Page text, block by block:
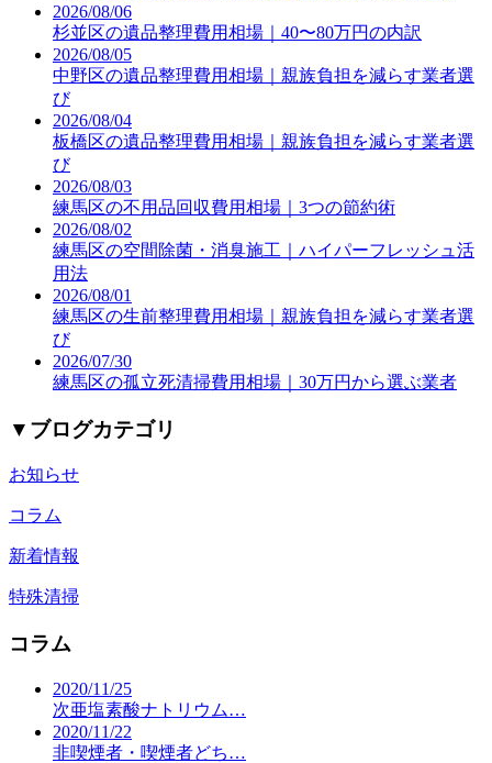
2026/08/06
杉並区の遺品整理費用相場｜40〜80万円の内訳
2026/08/05
中野区の遺品整理費用相場｜親族負担を減らす業者選
び
2026/08/04
板橋区の遺品整理費用相場｜親族負担を減らす業者選
び
2026/08/03
練馬区の不用品回収費用相場｜3つの節約術
2026/08/02
練馬区の空間除菌・消臭施工｜ハイパーフレッシュ活
用法
2026/08/01
練馬区の生前整理費用相場｜親族負担を減らす業者選
び
2026/07/30
練馬区の孤立死清掃費用相場｜30万円から選ぶ業者
▼ ブログカテゴリ
お知らせ
コラム
新着情報
特殊清掃
コラム
2020/11/25
次亜塩素酸ナトリウム…
2020/11/22
非喫煙者・喫煙者どち…